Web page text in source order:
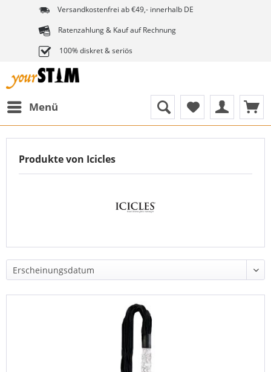
Versandkostenfrei ab €49,- innerhalb DE
Ratenzahlung & Kauf auf Rechnung
100% diskret & seriös
Menü
Produkte von Icicles